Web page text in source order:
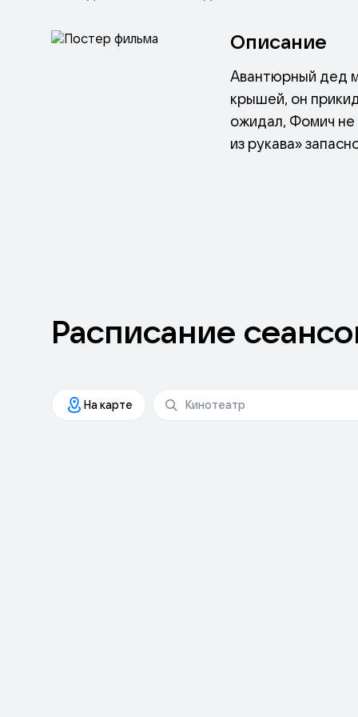
Описание
Авантюрный дед
крышей, он
ожидал, Фомич не
из рукава»
Расписание
На карте